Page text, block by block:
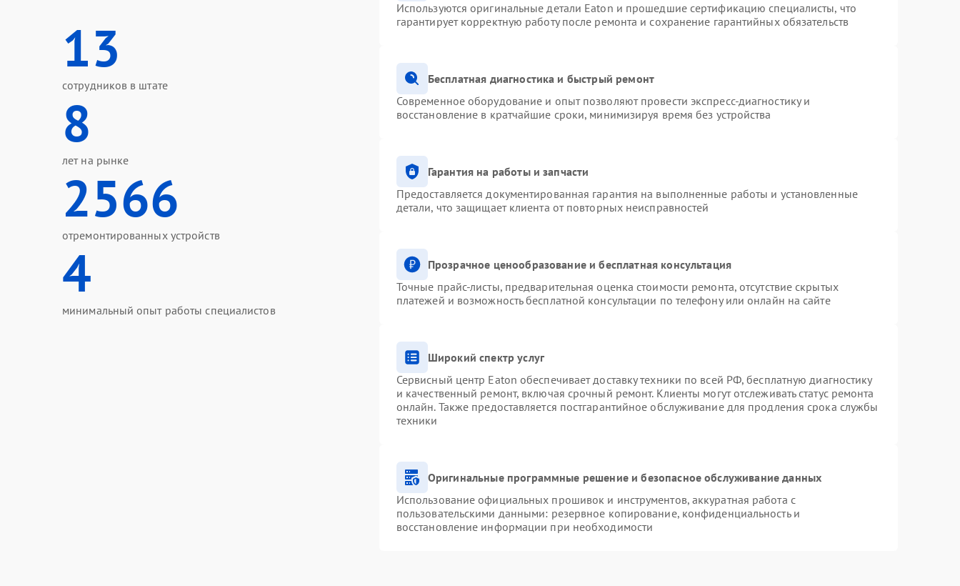
13
сотрудников в штате
8
лет на рынке
2566
отремонтированных устройств
4
минимальный опыт работы специалистов
Используются оригинальные детали Eaton и прошедшие сертификацию специалисты, что
гарантирует корректную работу после ремонта и сохранение гарантийных обязательств
Бесплатная диагностика и быстрый ремонт
Современное оборудование и опыт позволяют провести экспресс-диагностику и
восстановление в кратчайшие сроки, минимизируя время без устройства
Гарантия на работы и запчасти
Предоставляется документированная гарантия на выполненные работы и установленные
детали, что защищает клиента от повторных неисправностей
Прозрачное ценообразование и бесплатная консультация
Точные прайс-листы, предварительная оценка стоимости ремонта, отсутствие скрытых
платежей и возможность бесплатной консультации по телефону или онлайн на сайте
Широкий спектр услуг
Сервисный центр Eaton обеспечивает доставку техники по всей РФ, бесплатную диагностику
и качественный ремонт, включая срочный ремонт. Клиенты могут отслеживать статус ремонта
онлайн. Также предоставляется постгарантийное обслуживание для продления срока службы
техники
Оригинальные программные решение и безопасное обслуживание данных
Использование официальных прошивок и инструментов, аккуратная работа с
пользовательскими данными: резервное копирование, конфиденциальность и
восстановление информации при необходимости